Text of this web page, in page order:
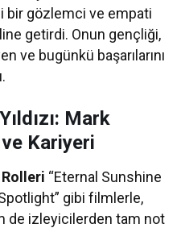
bir gözlemci ve empati
getirdi. Onun gençliği,
ve bugünkü başarılarını
Mark
Kariyeri
Rolleri “Eternal Sunshine
gibi filmlerle,
de izleyicilerden tam not